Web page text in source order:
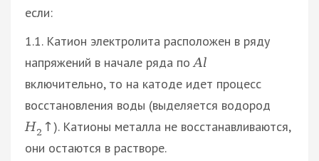
если:
1.1. Катион электролита расположен в ряду
напряжений в начале ряда по Al
включительно, то на катоде идет процесс
восстановления воды (выделяется водород
Н2 ↑). Катионы металла не восстанавливаются,
они остаются в растворе.